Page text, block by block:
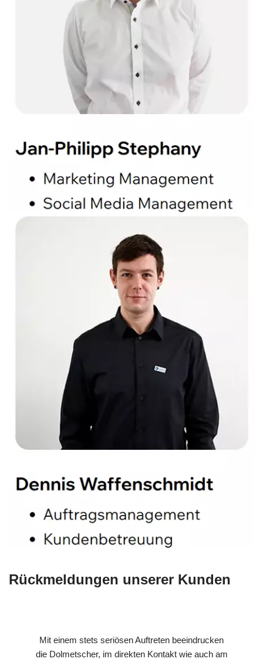
Rückmeldungen unserer Kunden
Mit einem stets seriösen Auftreten beeindrucken
die Dolmetscher, im direkten Kontakt wie auch am